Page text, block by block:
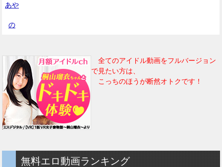
あや
の
全てのアイドル動画をフルバージョン
で見たい方は、
こっちのほうが断然オトクです！
無料エロ動画ランキング